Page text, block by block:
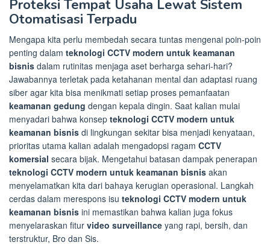
Proteksi Tempat Usaha Lewat Sistem
Otomatisasi Terpadu
Mengapa kita perlu membedah secara tuntas mengenai poin-poin
penting dalam teknologi CCTV modern untuk keamanan
bisnis dalam rutinitas menjaga aset berharga sehari-hari?
Jawabannya terletak pada ketahanan mental dan adaptasi ruang
siber agar kita bisa menikmati setiap proses pemanfaatan
keamanan gedung dengan kepala dingin. Saat kalian mulai
menyadari bahwa konsep teknologi CCTV modern untuk
keamanan bisnis di lingkungan sekitar bisa menjadi kenyataan,
prioritas utama kalian adalah mengadopsi ragam CCTV
komersial secara bijak. Mengetahui batasan dampak penerapan
teknologi CCTV modern untuk keamanan bisnis akan
menyelamatkan kita dari bahaya kerugian operasional. Langkah
cerdas dalam merespons isu teknologi CCTV modern untuk
keamanan bisnis ini memastikan bahwa kalian juga fokus
menyelaraskan fitur video surveillance yang rapi, bersih, dan
terstruktur, Bro dan Sis.